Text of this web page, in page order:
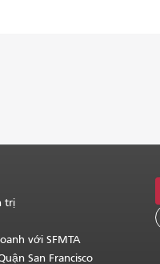
trị
với SFMTA
San Francisco